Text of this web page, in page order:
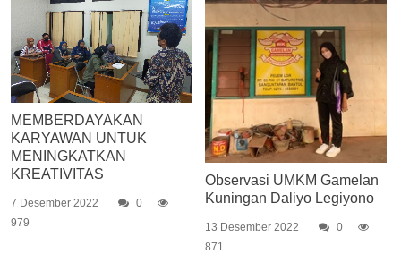
MEMBERDAYAKAN
KARYAWAN UNTUK
MENINGKATKAN
KREATIVITAS
7 Desember 2022
0
979
Observasi UMKM Gamelan
Kuningan Daliyo Legiyono
13 Desember 2022
0
871